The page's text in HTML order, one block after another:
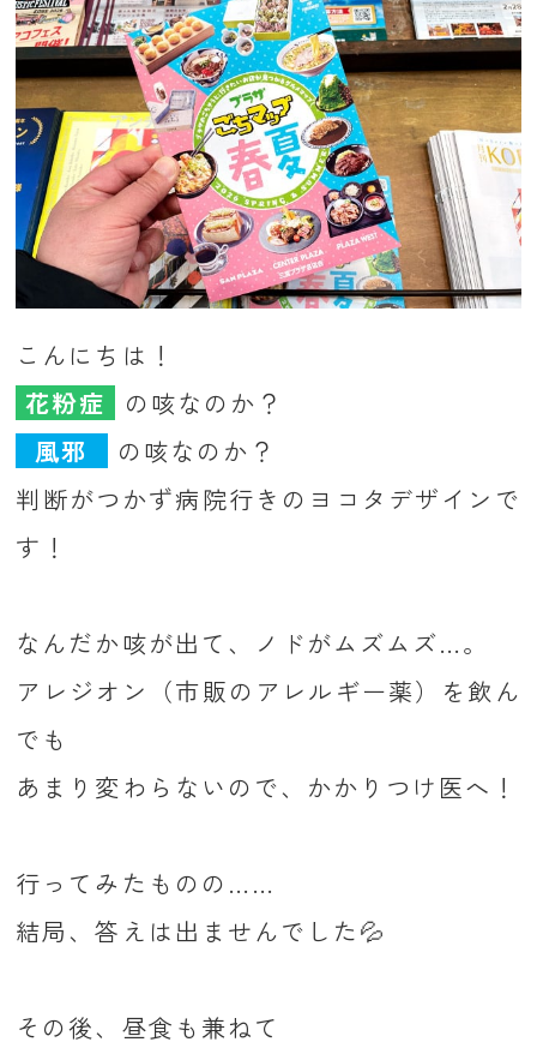
こんにちは！
花粉症
の咳なのか？
風邪
の咳なのか？
判断がつかず病院行きのヨコタデザインで
す！
なんだか咳が出て、ノドがムズムズ…。
アレジオン（市販のアレルギー薬）を飲ん
でも
あまり変わらないので、かかりつけ医へ！
行ってみたものの……
結局、答えは出ませんでした💦
その後、昼食も兼ねて